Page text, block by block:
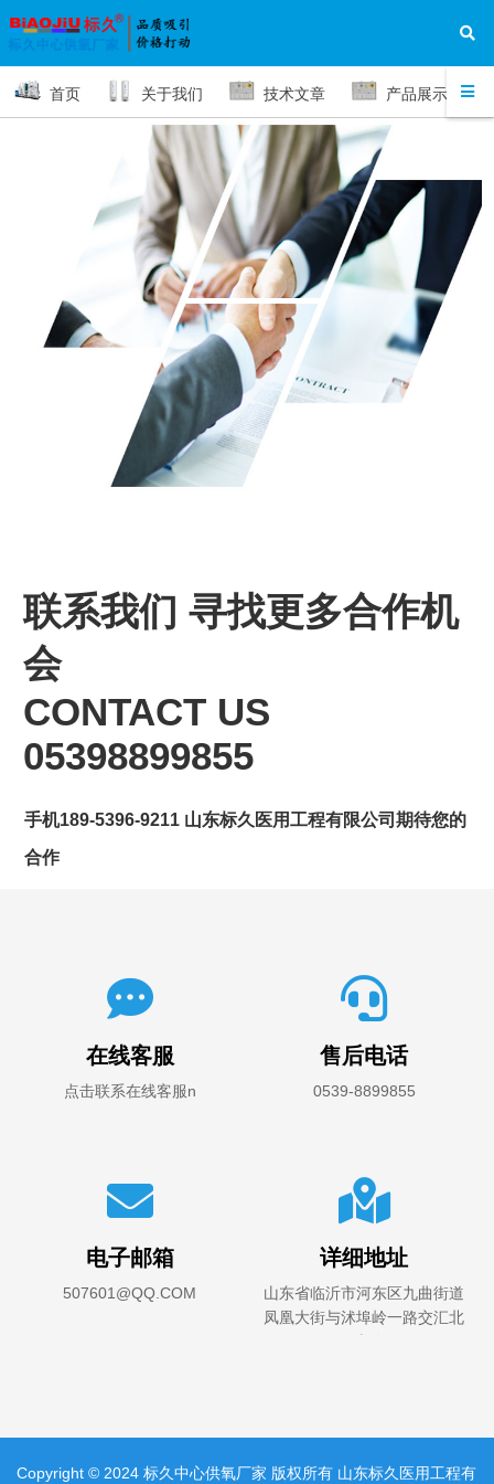
首页 关于我们 技术文章 产品展示
联系我们 寻找更多合作机
会
CONTACT US
05398899855
手机189-5396-9211 山东标久医用工程有限公司期待您的
合作
在线客服
点击联系在线客服n
售后电话
0539-8899855
电子邮箱
507601@QQ.COM
详细地址
山东省临沂市河东区九曲街道
凤凰大街与沭埠岭一路交汇北
Copyright © 2024 标久中心供氧厂家 版权所有 山东标久医用工程有